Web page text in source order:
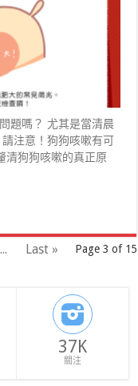
題嗎？ 尤其是當清晨
注意！狗狗咳嗽有可
清狗狗咳嗽的真正原
Page 3 of 15
... Last »
37K
關注